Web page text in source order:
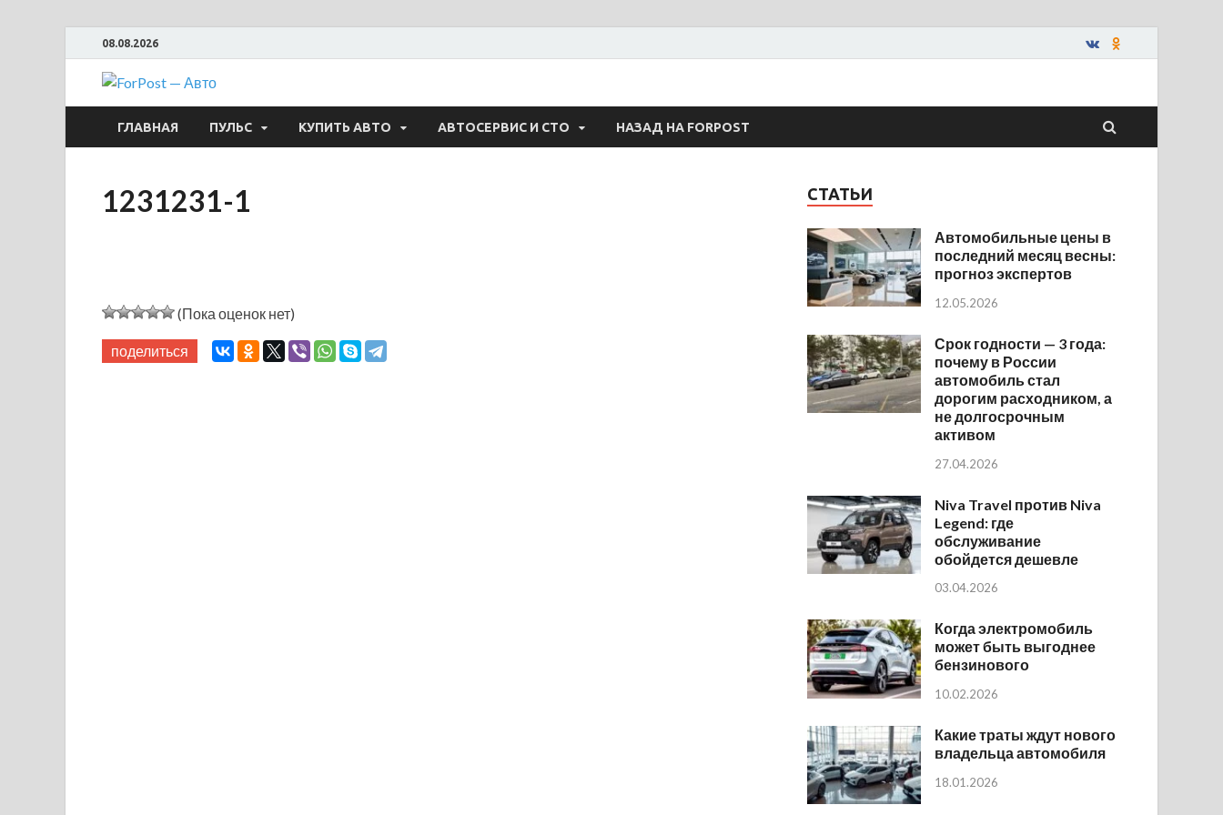
08.08.2026
ForPost — Авто
ГЛАВНАЯ ПУЛЬС КУПИТЬ АВТО АВТОСЕРВИС И СТО НАЗАД НА FORPOST
1231231-1
(Пока оценок нет)
поделиться
СТАТЬИ
Автомобильные цены в
последний месяц весны:
прогноз экспертов
12.05.2026
Срок годности — 3 года:
почему в России
автомобиль стал
дорогим расходником, а
не долгосрочным
активом
27.04.2026
Niva Travel против Niva
Legend: где
обслуживание
обойдется дешевле
03.04.2026
Когда электромобиль
может быть выгоднее
бензинового
10.02.2026
Какие траты ждут нового
владельца автомобиля
18.01.2026